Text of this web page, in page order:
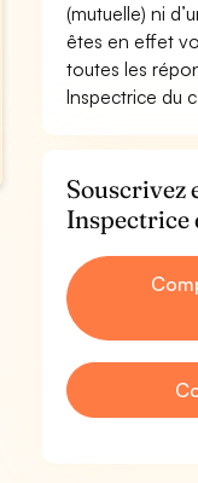
(mutuelle) ni
êtes en effet
toutes les
Inspectrice du
Souscrivez
Inspectrice